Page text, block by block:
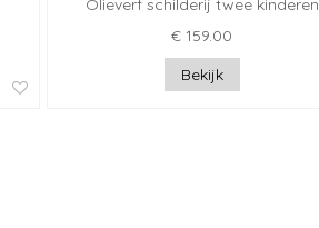
Olieverf schilderij twee kinderen
€ 159.00
Bekijk